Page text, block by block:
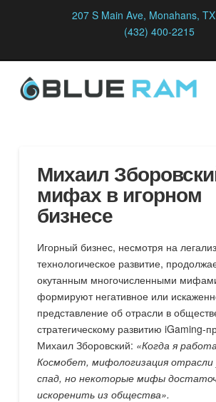
207 S Main Ave, Monahans,
(432) 400-2215
Михаил
мифах в игорном
бизнесе
Игорный бизнес, несмотря на
технологическое развитие,
окутанным многочисленными
формируют негативное или
представление об отрасли в
стратегическому развитию iGaming-
Михаил Зборовский: «Когда я
Космобет, мифологизация
спад, но некоторые мифы
искоренить из общества».